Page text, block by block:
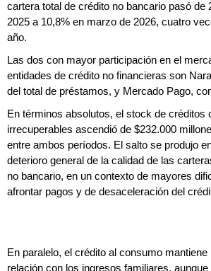
cartera total de crédito no bancario pasó de
2025 a 10,8% en marzo de 2026, cuatro
año.
Las dos con mayor participación en el
entidades de crédito no financieras son
del total de préstamos, y Mercado Pago,
En términos absolutos, el stock de créditos
irrecuperables ascendió de $232.000
entre ambos períodos. El salto se produjo
deterioro general de la calidad de las
no bancario, en un contexto de mayores
afrontar pagos y de desaceleración del
En paralelo, el crédito al consumo
relación con los ingresos familiares,